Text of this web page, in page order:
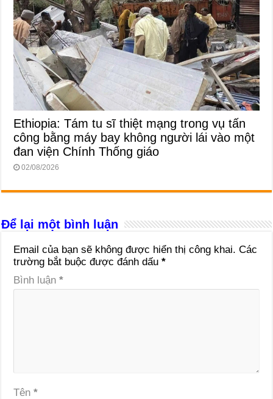
Ethiopia: Tám tu sĩ thiệt mạng trong vụ tấn
công bằng máy bay không người lái vào một
đan viện Chính Thống giáo
02/08/2026
Để lại một bình luận
Email của bạn sẽ không được hiển thị công khai. Các
trường bắt buộc được đánh dấu*
Bình luận*
Tên*